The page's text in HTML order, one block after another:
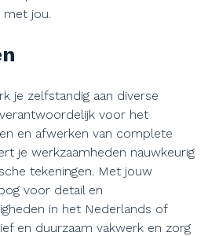
met jou.
je zelfstandig aan diverse
voor het
en afwerken van complete
je werkzaamheden nauwkeurig
tekeningen. Met jouw
voor detail en
in het Nederlands of
en duurzaam vakwerk en zorg